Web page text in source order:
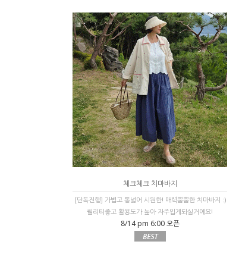
체크체크 치마바지
[단독진행] 가볍고 통넓어 시원한! 매력뿜뿜한 치마바지 :)
퀄리티좋고 활용도가 높아 자주입게되실거에요!
8/14 pm 6:00 오픈